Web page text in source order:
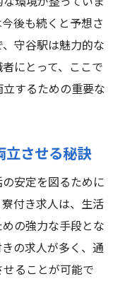
後も続くと予想さ
守谷駅は魅力的な
にとって、ここで
するための重要な
立させる秘訣
安定を図るために
付き求人は、生活
の強力な手段とな
の求人が多く、通
ることが可能で